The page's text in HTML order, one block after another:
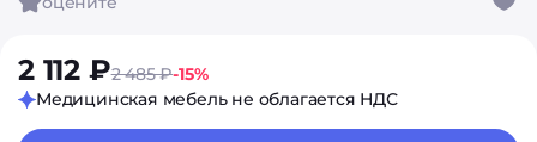
2 112 ₽2 485 ₽-15%
Медицинская мебель не облагается НДС